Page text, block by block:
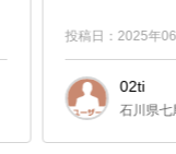
投稿日：2025年
02ti
石川県七